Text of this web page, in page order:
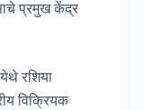
प्रमुख केंद्र
येथे रशिया
विक्रियक